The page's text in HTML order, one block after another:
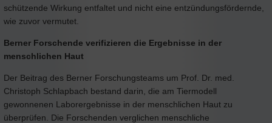
schützende Wirkung entfaltet und nicht eine entzündungsfördernde,
wie zuvor vermutet.
Berner Forschende verifizieren die Ergebnisse in der
menschlichen Haut
Der Beitrag des Berner Forschungsteams um Prof. Dr. med.
Christoph Schlapbach bestand darin, die am Tiermodell
gewonnenen Laborergebnisse in der menschlichen Haut zu
überprüfen. Die Forschenden verglichen menschliche